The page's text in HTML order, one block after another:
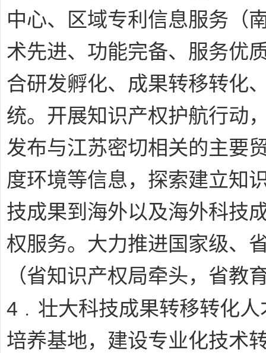
中心、区域专利信息服务（
术先进、功能完备、服务优
合研发孵化、成果转移转化
统。开展知识产权护航行动
发布与江苏密切相关的主要
度环境等信息，探索建立知
技成果到海外以及海外科技
权服务。大力推进国家级、
（省知识产权局牵头，省教
4﹒ 壮大科技成果转移转化
培养基地，建设专业化技术